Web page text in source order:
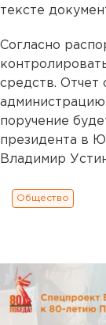
тексте
Согласно
средств. Отчет
администрацию
поручение
президента в
Владимир
Общество